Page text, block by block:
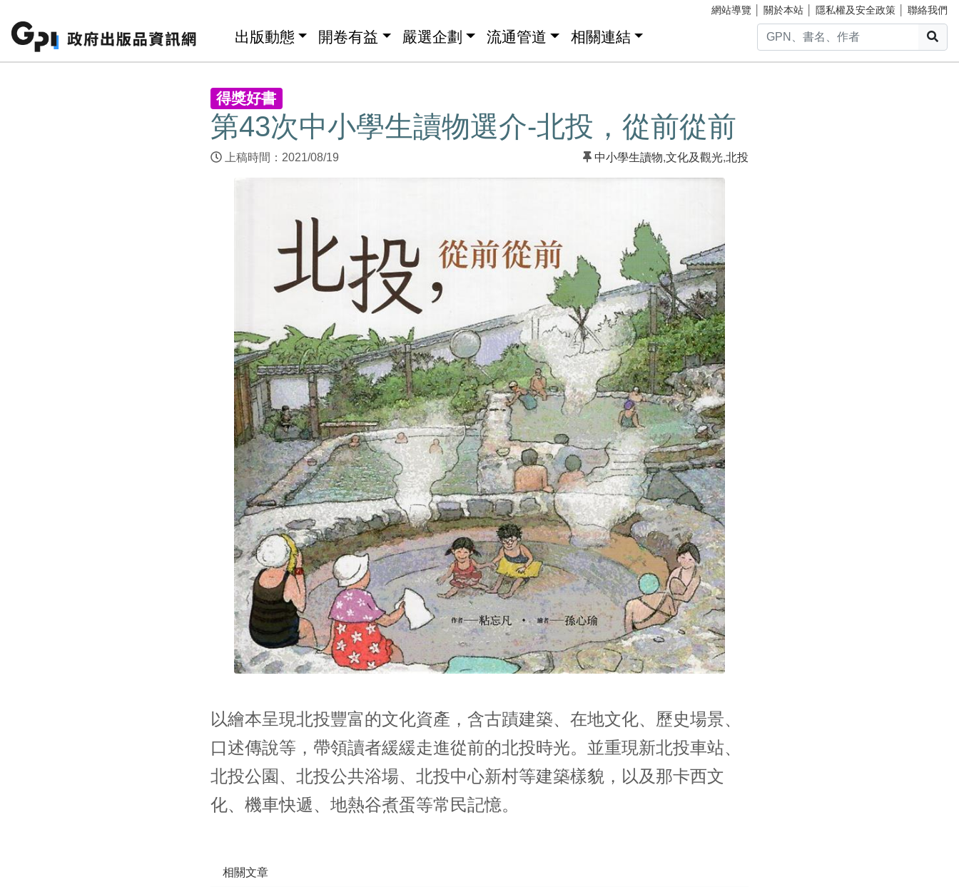
網站導覽 關於本站 隱私權及安全政策 聯絡我們
出版動態 開卷有益 嚴選企劃 流通管道 相關連結
得獎好書
第43次中小學生讀物選介-北投，從前從前
上稿時間：2021/08/19 中小學生讀物,文化及觀光,北投
以繪本呈現北投豐富的文化資產，含古蹟建築、在地文化、歷史場景、
口述傳說等，帶領讀者緩緩走進從前的北投時光。並重現新北投車站、
北投公園、北投公共浴場、北投中心新村等建築樣貌，以及那卡西文
化、機車快遞、地熱谷煮蛋等常民記憶。
相關文章